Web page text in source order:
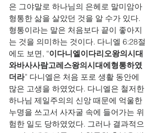
은 그야말로 하나님의 은헤로 말미암아
형통한 삶을 살았던 것을 알 수가 있다.
형통이라는 말은 처음보다 끝이 좋아지
는 것을 의미하는 것이다. 다니엘 6:28절
에도 보면, “이다니엘이다리오왕의시대
와바사사람고레스왕의시대에형통하였
더라” 다니엘은 처음 포로 생활 동안에
많은 고생을 하였었다. 다니엘은 철저한
하나님 제일주의의 신앙 때문에 억울한
누명을 쓰고서 사자굴 속에 들어가는 위
험한 일도 당하였었다. 그러나 결과적으